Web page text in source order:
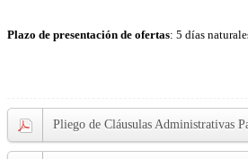
Plazo de presentación de ofertas: 5 días
Pliego de Cláusulas Administrativas